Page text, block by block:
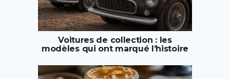
Voitures de collection : les
modèles qui ont marqué l’histoire